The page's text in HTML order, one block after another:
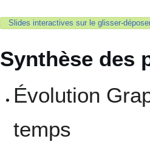
Slides interactives sur le glisser-
Synthèse des
Évolution
temps